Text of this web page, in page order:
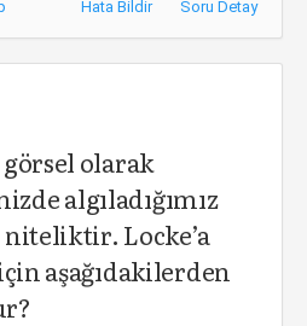
Hata Bildir Soru Detay
görsel olarak
algıladığımız
niteliktir. Locke’a
aşağıdakilerden